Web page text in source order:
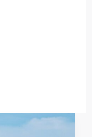
ترکی